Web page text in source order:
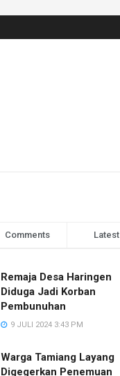
Comments Latest
Remaja Desa Haringen
Diduga Jadi Korban
Pembunuhan
9 JULI 2024 3:43 PM
Warga Tamiang Layang
Digegerkan Penemuan